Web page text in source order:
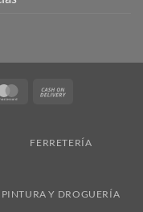
MasterCard
FERRETERÍA
PINTURA Y DROGUERÍA